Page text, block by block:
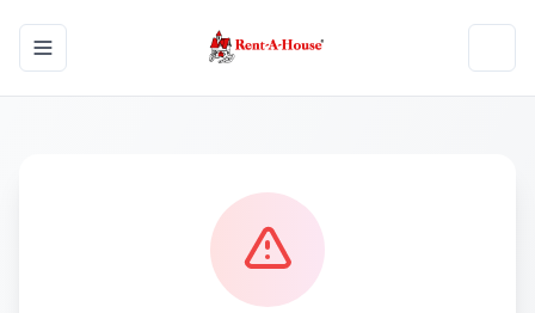
Toggle navigation menu